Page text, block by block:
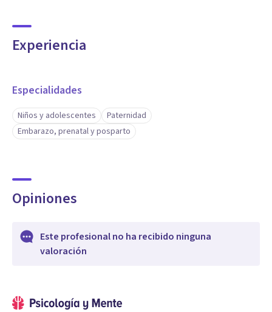
Experiencia
Especialidades
Niños y adolescentes
Paternidad
Embarazo, prenatal y posparto
Opiniones
Este profesional no ha recibido ninguna
valoración